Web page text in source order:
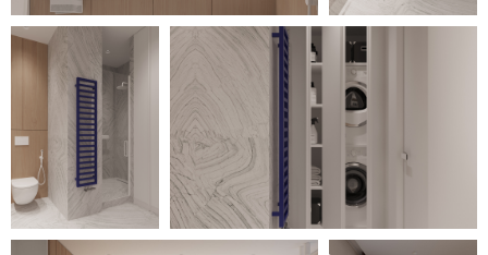
о студии
проекты
отзывы
медиа
контакты
insomnia_komplekt@mail.ru